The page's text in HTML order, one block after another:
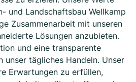
und Landschaftsbau Wellkamp
Zusammenarbeit mit unseren
Lösungen anzubieten.
und eine transparente
unser tägliches Handeln. Unser
Erwartungen zu erfüllen,